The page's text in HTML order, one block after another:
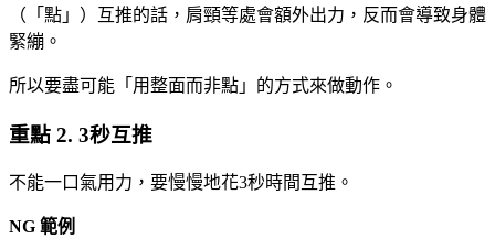
（「點」）互推的話，肩頸等處會額外出力，反而會導致身體
緊繃。
所以要盡可能「用整面而非點」的方式來做動作。
重點 2. 3秒互推
不能一口氣用力，要慢慢地花3秒時間互推。
NG 範例